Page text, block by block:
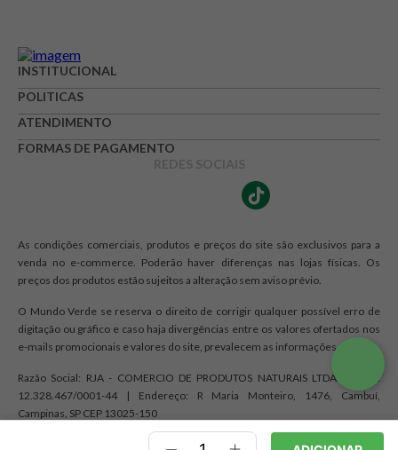
★★★☆
Seu nome
Escrever avaliação
ENVIAR AVALIAÇÃO
INSTITUCIONAL
POLITICAS
ATENDIMENTO
FORMAS DE PAGAMENTO
REDES SOCIAIS
As condições comerciais, produtos e preços do site são exclusivos para a
venda no e-commerce. Poderão haver diferenças nas lojas físicas. Os
preços dos produtos estão sujeitos a alteração sem aviso prévio.
O Mundo Verde se reserva o direito de corrigir qualquer possível erro de
digitação ou gráfico e caso haja divergências entre os valores ofertados nos
e-mails promocionais e valores do site, prevalecem as informações do site.
Razão Social: RJA - COMERCIO DE PRODUTOS NATURAIS LTDA. | CNPJ:
12.328.467/0001-44 | Endereço: R Maria Monteiro, 1476, Cambuí,
Campinas, SP CEP 13025-150